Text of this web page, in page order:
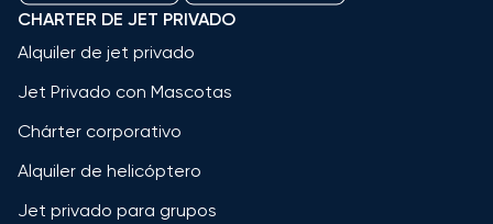
CHARTER DE JET PRIVADO
Alquiler de jet privado
Jet Privado con Mascotas
Chárter corporativo
Alquiler de helicóptero
Jet privado para grupos